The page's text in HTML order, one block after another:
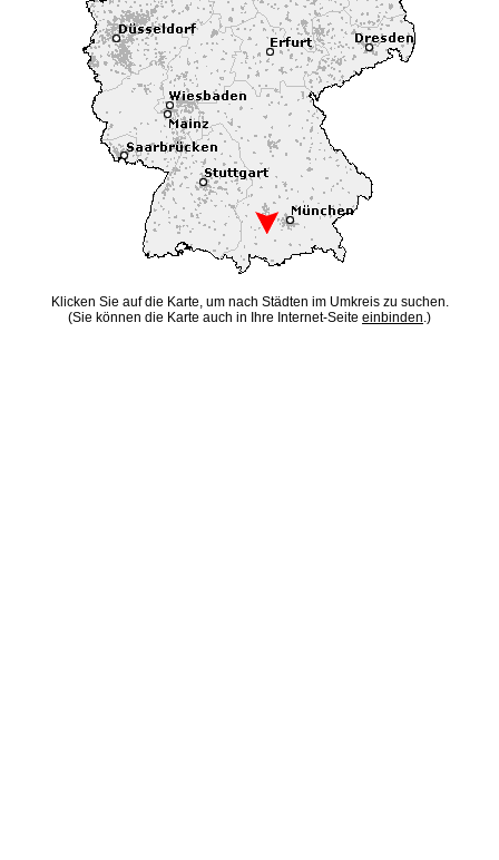
Klicken Sie auf die Karte, um nach Städten im Umkreis zu suchen.
(Sie können die Karte auch in Ihre Internet-Seite einbinden.)